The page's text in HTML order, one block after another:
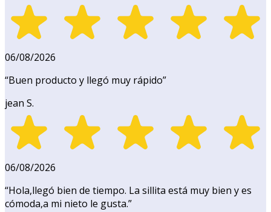
06/08/2026
“Buen producto y llegó muy rápido”
jean S.
06/08/2026
“Hola,llegó bien de tiempo. La sillita está muy bien y es
cómoda,a mi nieto le gusta.”